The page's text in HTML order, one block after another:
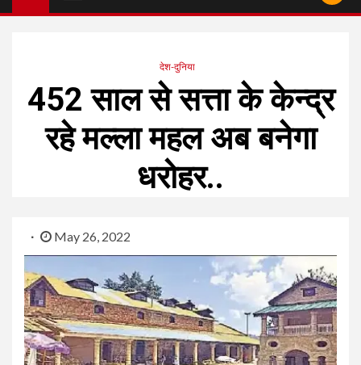
देश-दुनिया
452 साल से सत्ता के केन्द्र
रहे मल्ला महल अब बनेगा
धरोहर..
May 26, 2022